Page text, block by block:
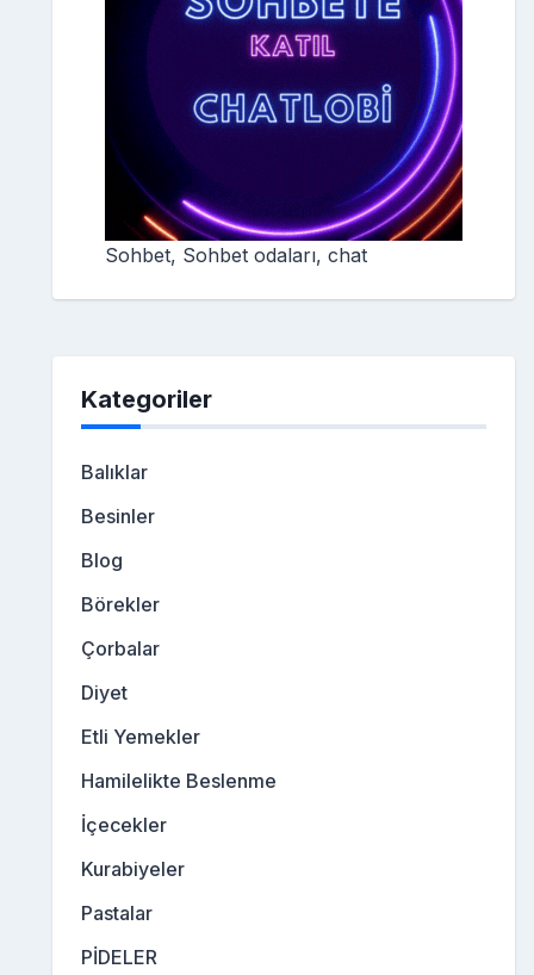
Sohbet, Sohbet odaları, chat
Kategoriler
Balıklar
Besinler
Blog
Börekler
Çorbalar
Diyet
Etli Yemekler
Hamilelikte Beslenme
İçecekler
Kurabiyeler
Pastalar
PİDELER